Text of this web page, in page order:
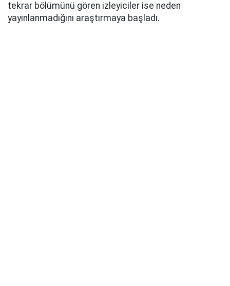
tekrar bölümünü gören izleyiciler ise neden
yayınlanmadığını araştırmaya başladı.